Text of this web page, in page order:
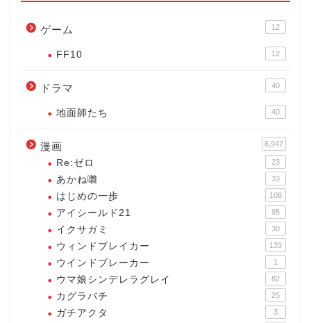
ゲーム 12
FF10 12
ドラマ 40
地面師たち 40
漫画 6,947
Re:ゼロ 23
あかね囃 33
はじめの一歩 108
アイシールド21 95
イクサガミ 30
ウィンドブレイカー 133
ウインドブレーカー 1
ウマ娘シンデレラグレイ 82
カグラバチ 25
ガチアクタ 3